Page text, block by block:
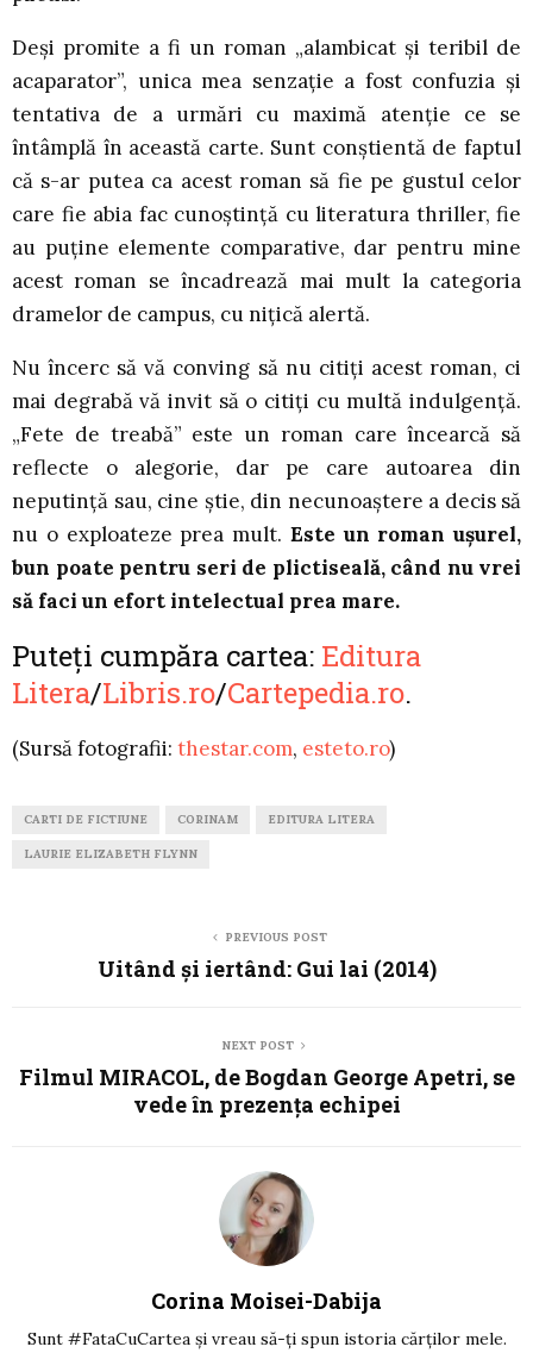
Deși promite a fi un roman „alambicat și teribil de
acaparator”, unica mea senzație a fost confuzia și
tentativa de a urmări cu maximă atenție ce se
întâmplă în această carte. Sunt conștientă de faptul
că s-ar putea ca acest roman să fie pe gustul celor
care fie abia fac cunoștință cu literatura thriller, fie
au puține elemente comparative, dar pentru mine
acest roman se încadrează mai mult la categoria
dramelor de campus, cu nițică alertă.
Nu încerc să vă conving să nu citiți acest roman, ci
mai degrabă vă invit să o citiți cu multă indulgență.
„Fete de treabă” este un roman care încearcă să
reflecte o alegorie, dar pe care autoarea din
neputință sau, cine știe, din necunoaștere a decis să
nu o exploateze prea mult. Este un roman ușurel,
bun poate pentru seri de plictiseală, când nu vrei
să faci un efort intelectual prea mare.
Puteți cumpăra cartea: Editura
Litera/Libris.ro/Cartepedia.ro.
(Sursă fotografii: thestar.com, esteto.ro)
CARTI DE FICTIUNE CORINAM EDITURA LITERA
LAURIE ELIZABETH FLYNN
PREVIOUS POST
Uitând și iertând: Gui lai (2014)
NEXT POST
Filmul MIRACOL, de Bogdan George Apetri, se
vede în prezența echipei
Corina Moisei-Dabija
Sunt #FataCuCartea și vreau să-ți spun istoria cărților mele.